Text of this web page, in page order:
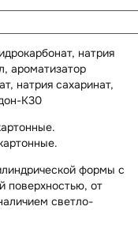
натрия
ароматизатор
натрия сахаринат,
К30
формы с
поверхностью, от
светло-